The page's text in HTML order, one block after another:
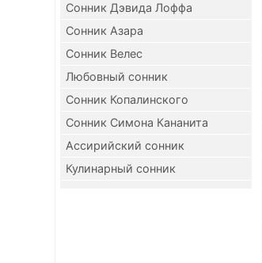
Сонник Дэвида Лоффа
Сонник Азара
Сонник Велес
Любовный сонник
Сонник Копалинского
Сонник Симона Кананита
Ассирийский сонник
Кулинарный сонник